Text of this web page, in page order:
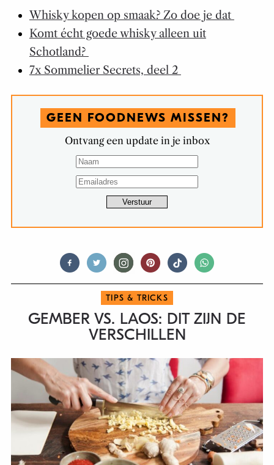
Whisky kopen op smaak? Zo doe je dat
Komt écht goede whisky alleen uit
Schotland?
7x Sommelier Secrets, deel 2
GEEN FOODNEWS MISSEN?
Ontvang een update in je inbox
TIPS & TRICKS
GEMBER VS. LAOS: DIT ZIJN DE
VERSCHILLEN